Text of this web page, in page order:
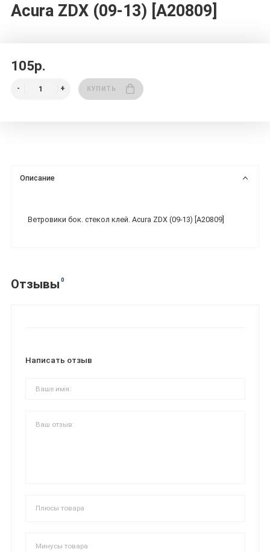
Acura ZDX (09-13) [A20809]
105р.
КУПИТЬ
Описание
Ветровики бок. стекол клей. Acura ZDX (09-13) [A20809]
Отзывы 0
Написать отзыв